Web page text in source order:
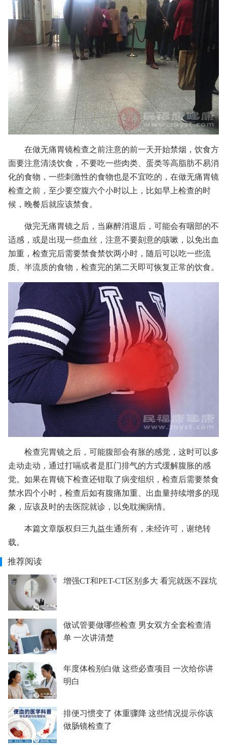
在做无痛胃镜检查之前注意的前一天开始禁烟，饮食方
面要注意清淡饮食，不要吃一些肉类、蛋类等高脂肪不易消
化的食物，一些刺激性的食物也是不宜吃的，在做无痛胃镜
检查之前，至少要空腹六个小时以上，比如早上检查的时
候，晚餐后就应该禁食。
做完无痛胃镜之后，当麻醉消退后，可能会有咽部的不
适感，或是出现一些血丝，注意不要刻意的咳嗽，以免出血
加重，检查完后需要禁食禁饮两小时，随后可以吃一些流
质、半流质的食物，检查完的第二天即可恢复正常的饮食。
检查完胃镜之后，可能腹部会有胀的感觉，这时可以多
走动走动，通过打嗝或者是肛门排气的方式缓解腹胀的感
觉。如果在胃镜下检查还钳取了病变组织，检查后需要禁食
禁水四个小时，检查后如有腹痛加重、出血量持续增多的现
象，应该及时的去医院就诊，以免耽搁病情。
本篇文章版权归三九益生通所有，未经许可，谢绝转
载。
推荐阅读
增强CT和PET-CT区别多大 看完就医不踩坑
做试管要做哪些检查 男女双方全套检查清
单 一次讲清楚
年度体检别白做 这些必查项目 一次给你讲
明白
排便习惯变了 体重骤降 这些情况提示你该
做肠镜检查了